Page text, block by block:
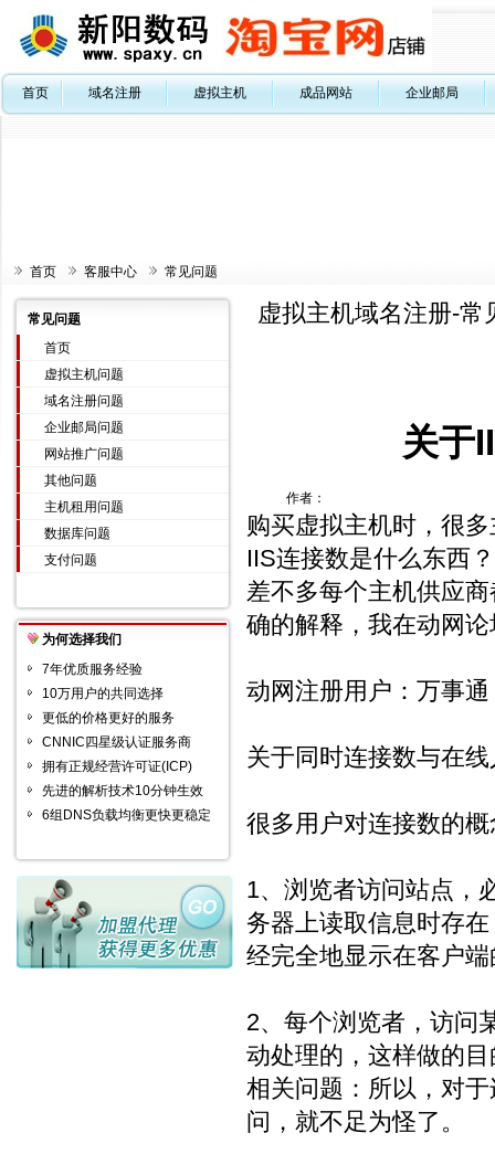
首页 域名注册 虚拟主机 成品网站 企业邮局
首页 客服中心 常见问题
常见问题
首页
虚拟主机问题
域名注册问题
企业邮局问题
网站推广问题
其他问题
主机租用问题
数据库问题
支付问题
为何选择我们
7年优质服务经验
10万用户的共同选择
更低的价格更好的服务
CNNIC四星级认证服务商
拥有正规经营许可证(ICP)
先进的解析技术10分钟生效
6组DNS负载均衡更快更稳定
虚拟主机域名注册-常
关于
作者：
购买虚拟主机时，很
IIS连接数是什么东西
差不多每个主机供应
确的解释，我在动网
动网注册用户：万事通
关于同时连接数与在
很多用户对连接数的
1、浏览者访问站点，
务器上读取信息时存
经完全地显示在客户
2、每个浏览者，访
动处理的，这样做的
相关问题：所以，对
问，就不足为怪了。